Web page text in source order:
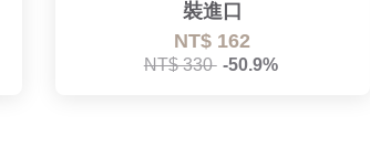
裝進口
NT$ 162
NT$ 330 -50.9%